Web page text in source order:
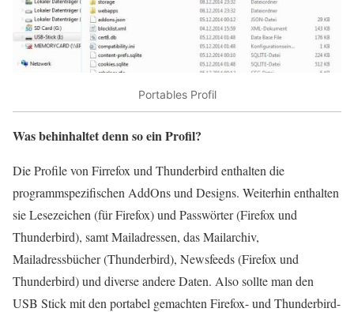
Portables Profil
Was behinhaltet denn so ein Profil?
Die Profile von Firrefox und Thunderbird enthalten die
programmspezifischen AddOns und Designs. Weiterhin enthalten
sie Lesezeichen (für Firefox) und Passwörter (Firefox und
Thunderbird), samt Mailadressen, das Mailarchiv,
Mailadressbücher (Thunderbird), Newsfeeds (Firefox und
Thunderbird) und diverse andere Daten. Also sollte man den
USB Stick mit den portabel gemachten Firefox- und Thunderbird-